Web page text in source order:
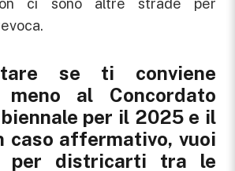
ci sono altre strade per
se ti conviene
al Concordato
per il 2025 e il
caso affermativo, vuoi
per districarti tra le